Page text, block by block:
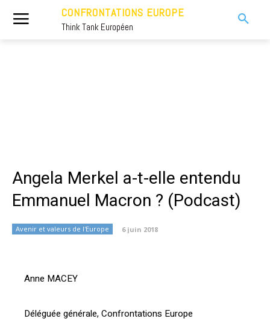
CONFRONTATIONS EUROPE
Think Tank Européen
Angela Merkel a-t-elle entendu
Emmanuel Macron ? (Podcast)
Avenir et valeurs de l'Europe 6 juin 2018
Anne MACEY
Déléguée générale, Confrontations Europe